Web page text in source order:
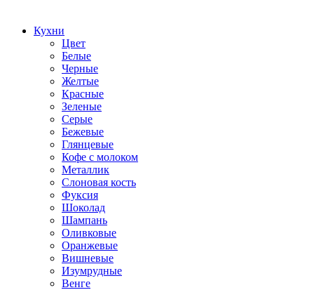
Кухни
Цвет
Белые
Черные
Желтые
Красные
Зеленые
Серые
Бежевые
Глянцевые
Кофе с молоком
Металлик
Слоновая кость
Фуксия
Шоколад
Шампань
Оливковые
Оранжевые
Вишневые
Изумрудные
Венге